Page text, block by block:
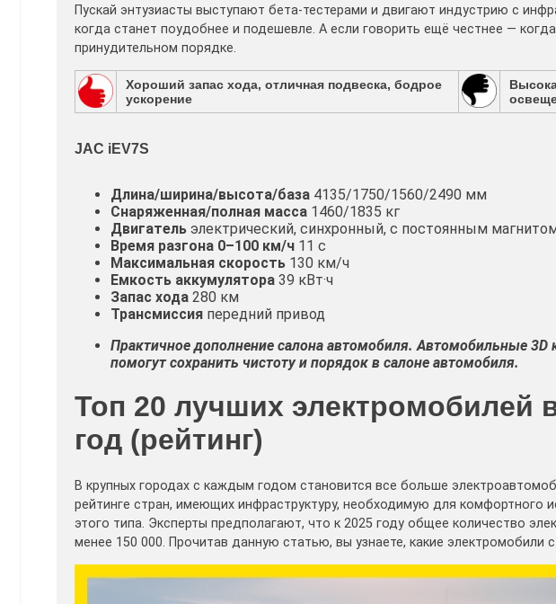
Пускай энтузиасты выступают бета-тестерами и двигают индустрию с
когда станет поудобнее и подешевле. А если говорить ещё честнее —
принудительном порядке.
Хороший запас хода, отличная подвеска, бодрое
ускорение
JAC iEV7S
Длина/ширина/высота/база 4135/1750/1560/2490 мм
Снаряженная/полная масса 1460/1835 кг
Двигатель электрический, синхронный, с постоянным
Время разгона 0–100 км/ч 11 с
Максимальная скорость 130 км/ч
Емкость аккумулятора 39 кВт·ч
Запас хода 280 км
Трансмиссия передний привод
Практичное дополнение салона автомобиля. Автомобильные 3D
помогут сохранить чистоту и порядок в салоне автомобиля.
Топ 20 лучших электромобилей
год (рейтинг)
В крупных городах с каждым годом становится все больше
рейтинге стран, имеющих инфраструктуру, необходимую для комфортного
этого типа. Эксперты предполагают, что к 2025 году общее количество
менее 150 000. Прочитав данную статью, вы узнаете, какие электромобили